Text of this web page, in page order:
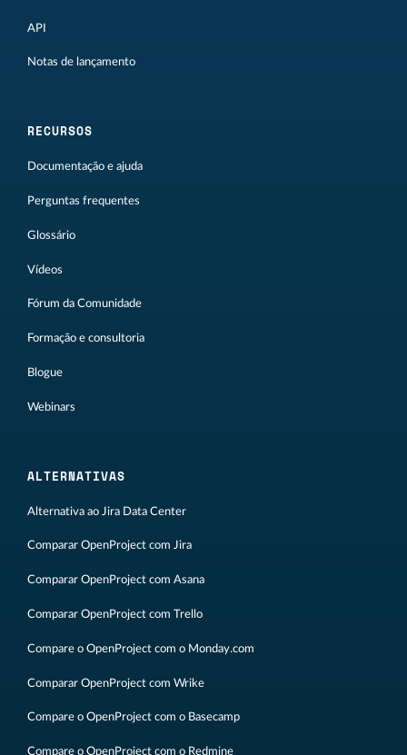
API
Notas de lançamento
RECURSOS
Documentação e ajuda
Perguntas frequentes
Glossário
Vídeos
Fórum da Comunidade
Formação e consultoria
Blogue
Webinars
ALTERNATIVAS
Alternativa ao Jira Data Center
Comparar OpenProject com Jira
Comparar OpenProject com Asana
Comparar OpenProject com Trello
Compare o OpenProject com o Monday.com
Comparar OpenProject com Wrike
Compare o OpenProject com o Basecamp
Compare o OpenProject com o Redmine